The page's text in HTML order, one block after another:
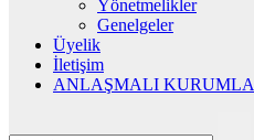
Yönetmelikler
Genelgeler
Üyelik
İletişim
ANLAŞMALI